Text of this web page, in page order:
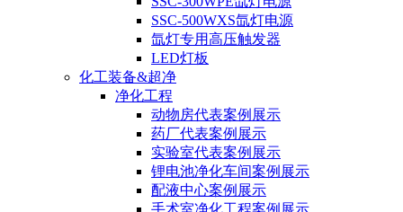
SSC-500WXS氙灯电源
氙灯专用高压触发器
LED灯板
化工装备&超净
净化工程
动物房代表案例展示
药厂代表案例展示
实验室代表案例展示
锂电池净化车间案例展示
配液中心案例展示